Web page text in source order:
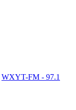
WXYT-FM - 97.1